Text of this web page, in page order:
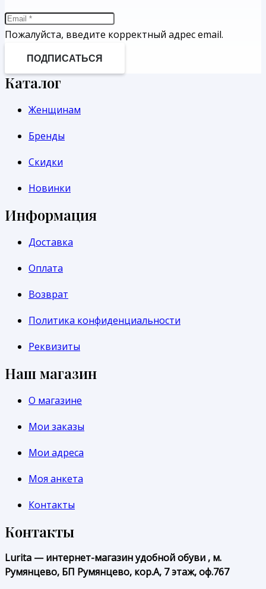
Пожалуйста, введите корректный адрес email.
ПОДПИСАТЬСЯ
Каталог
Женщинам
Бренды
Скидки
Новинки
Информация
Доставка
Оплата
Возврат
Политика конфиденциальности
Реквизиты
Наш магазин
О магазине
Мои заказы
Мои адреса
Моя анкета
Контакты
Контакты
Lurita — интернет-магазин удобной обуви , м.
Румянцево, БП Румянцево, кор.А, 7 этаж, оф.767